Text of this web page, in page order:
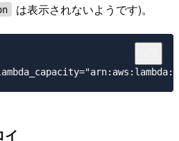
は表示されないようです)。